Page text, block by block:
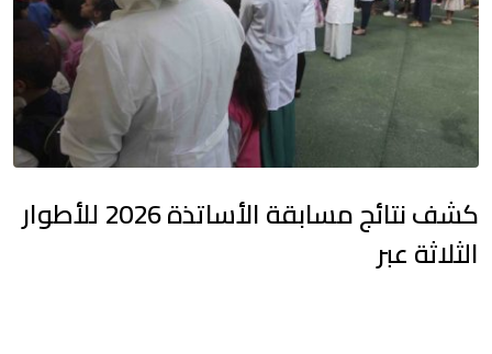
كشف نتائج مسابقة الأساتذة 2026 للأطوار
الثلاثة عبر